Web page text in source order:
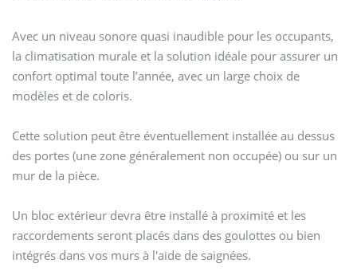
Avec un niveau sonore quasi inaudible pour les occupants,
la climatisation murale et la solution idéale pour assurer un
confort optimal toute l’année, avec un large choix de
modèles et de coloris.
Cette solution peut être éventuellement installée au dessus
des portes (une zone généralement non occupée) ou sur un
mur de la pièce.
Un bloc extérieur devra être installé à proximité et les
raccordements seront placés dans des goulottes ou bien
intégrés dans vos murs à l'aide de saignées.